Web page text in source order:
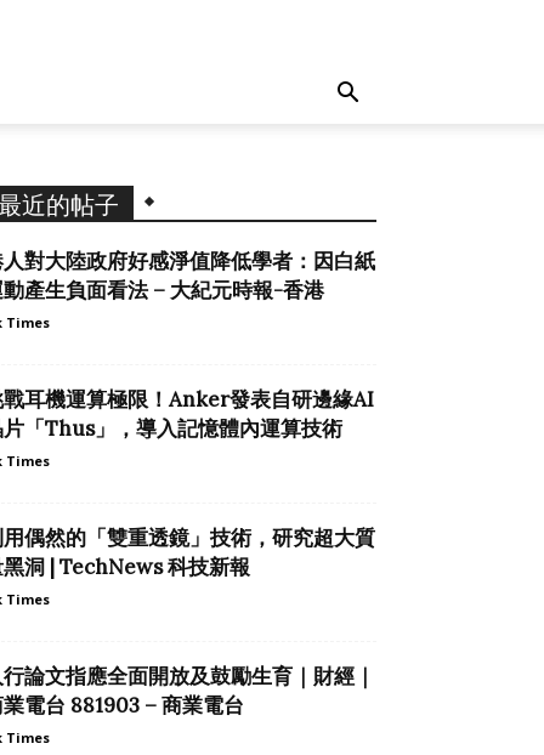
近的帖子
對大陸政府好感淨值降低學者：因白紙
產生負面看法 – 大紀元時報-香港
Times
耳機運算極限！Anker發表自研邊緣AI
「Thus」，導入記憶體內運算技術
Times
偶然的「雙重透鏡」技術，研究超大質
洞 | TechNews 科技新報
Times
行論文指應全面開放及鼓勵生育｜財經｜
電台 881903 – 商業電台
Times